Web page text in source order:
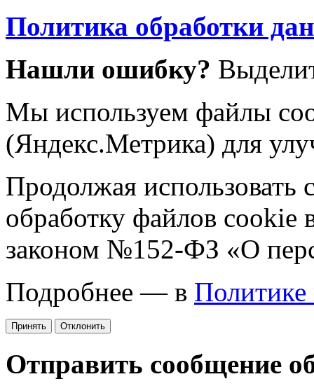
Политика обработки
Нашли ошибку?
Мы используем файлы
(Яндекс.Метрика) для
Продолжая использовать
обработку файлов cookie
законом №152-ФЗ «О
Подробнее — в Политике
Принять Отклонить
Отправить сообщение